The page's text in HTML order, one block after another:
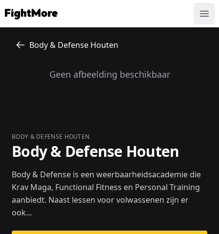
FightMore
Body & Defense Houten
Geen afbeelding beschikbaar
BODY & DEFENSE HOUTEN
Body & Defense Houten
Body & Defense is een weerbaarheidsacademie die
Krav Maga, Functional Fitness en Personal Training
aanbiedt. Naast lessen voor volwassenen zijn er
ook...